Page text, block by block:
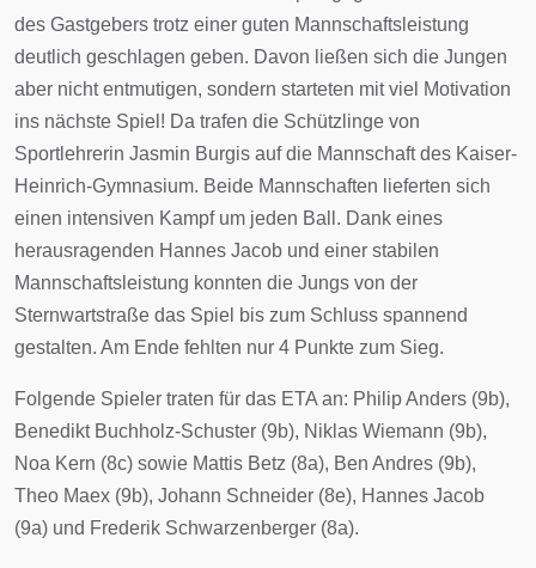
des Gastgebers trotz einer guten Mannschaftsleistung
deutlich geschlagen geben. Davon ließen sich die Jungen
aber nicht entmutigen, sondern starteten mit viel Motivation
ins nächste Spiel! Da trafen die Schützlinge von
Sportlehrerin Jasmin Burgis auf die Mannschaft des Kaiser-
Heinrich-Gymnasium. Beide Mannschaften lieferten sich
einen intensiven Kampf um jeden Ball. Dank eines
herausragenden Hannes Jacob und einer stabilen
Mannschaftsleistung konnten die Jungs von der
Sternwartstraße das Spiel bis zum Schluss spannend
gestalten. Am Ende fehlten nur 4 Punkte zum Sieg.
Folgende Spieler traten für das ETA an: Philip Anders (9b),
Benedikt Buchholz-Schuster (9b), Niklas Wiemann (9b),
Noa Kern (8c) sowie Mattis Betz (8a), Ben Andres (9b),
Theo Maex (9b), Johann Schneider (8e), Hannes Jacob
(9a) und Frederik Schwarzenberger (8a).